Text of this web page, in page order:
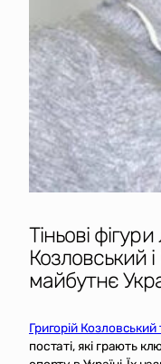
Тіньові
Козловський
майбутнє
Григорій
постаті, які грають